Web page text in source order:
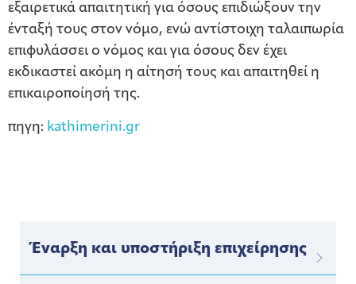
εξαιρετικά απαιτητική για όσους επιδιώξουν την
ένταξή τους στον νόμο, ενώ αντίστοιχη ταλαιπωρία
επιφυλάσσει ο νόμος και για όσους δεν έχει
εκδικαστεί ακόμη η αίτησή τους και απαιτηθεί η
επικαιροποίησή της.
πηγη: kathimerini.gr
Έναρξη και υποστήριξη επιχείρησης